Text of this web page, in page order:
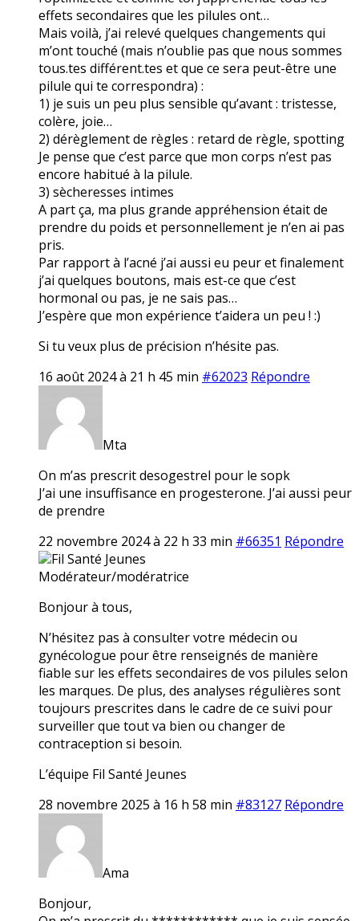
effets secondaires que les pilules ont…
Mais voilà, j’ai relevé quelques changements qui
m’ont touché (mais n’oublie pas que nous sommes
tous.tes différent.tes et que ce sera peut-être une
pilule qui te correspondra) :
1) je suis un peu plus sensible qu’avant : tristesse,
colère, joie…
2) dérèglement de règles : retard de règle, spotting
Je pense que c’est parce que mon corps n’est pas
encore habitué à la pilule.
3) sècheresses intimes
A part ça, ma plus grande appréhension était de
prendre du poids et personnellement je n’en ai pas
pris.
Par rapport à l’acné j’ai aussi eu peur et finalement
j’ai quelques boutons, mais est-ce que c’est
hormonal ou pas, je ne sais pas…
J’espère que mon expérience t’aidera un peu ! :)
Si tu veux plus de précision n’hésite pas.
16 août 2024 à 21 h 45 min #62023 Répondre
Mta
On m’as prescrit desogestrel pour le sopk
J’ai une insuffisance en progesterone. J’ai aussi peur
de prendre
22 novembre 2024 à 22 h 33 min #66351 Répondre
Fil Santé Jeunes
Modérateur/modératrice
Bonjour à tous,
N’hésitez pas à consulter votre médecin ou
gynécologue pour être renseignés de manière
fiable sur les effets secondaires de vos pilules selon
les marques. De plus, des analyses régulières sont
toujours prescrites dans le cadre de ce suivi pour
surveiller que tout va bien ou changer de
contraception si besoin.
L’équipe Fil Santé Jeunes
28 novembre 2025 à 16 h 58 min #83127 Répondre
Ama
Bonjour,